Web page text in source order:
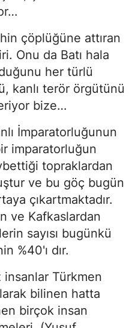
çöplüğüne attıran
Onu da Batı hala
her türlü
kanlı terör örgütünü
bize…
İmparatorluğunun
imparatorluğun
topraklardan
ve bu göç bugün
çıkartmaktadır.
ve Kafkaslardan
sayısı bugünkü
%40'ı dır.
Türkmen
bilinen hatta
birçok insan